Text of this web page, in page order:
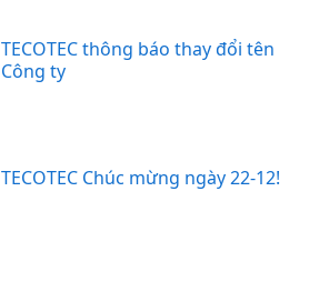
TECOTEC thông báo thay đổi tên
Công ty
TECOTEC Chúc mừng ngày 22-12!